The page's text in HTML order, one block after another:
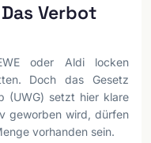
Verbot
oder Aldi locken
Doch das Gesetz
(UWG) setzt hier klare
geworben wird, dürfen
vorhanden sein.